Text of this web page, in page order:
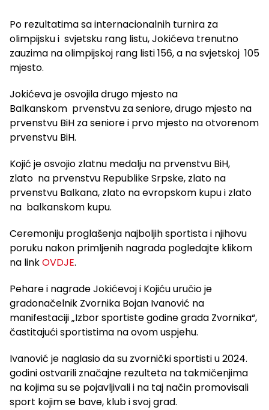
Po rezultatima sa internacionalnih turnira za
olimpijsku i svjetsku rang listu, Jokićeva trenutno
zauzima na olimpijskoj rang listi 156, a na svjetskoj 105
mjesto.
Jokićeva je osvojila drugo mjesto na
Balkanskom prvenstvu za seniore, drugo mjesto na
prvenstvu BiH za seniore i prvo mjesto na otvorenom
prvenstvu BiH.
Kojić je osvojio zlatnu medalju na prvenstvu BiH,
zlato na prvenstvu Republike Srpske, zlato na
prvenstvu Balkana, zlato na evropskom kupu i zlato
na balkanskom kupu.
Ceremoniju proglašenja najboljih sportista i njihovu
poruku nakon primljenih nagrada pogledajte klikom
na linkOVDJE.
Pehare i nagrade Jokićevoj i Kojiću uručio je
gradonačelnik Zvornika Bojan Ivanović na
manifestaciji „Izbor sportiste godine grada Zvornika“,
častitajući sportistima na ovom uspjehu.
Ivanović je naglasio da su zvornički sportisti u 2024.
godini ostvarili značajne rezulteta na takmičenjima
na kojima su se pojavljivali i na taj način promovisali
sport kojim se bave, klub i svoj grad.